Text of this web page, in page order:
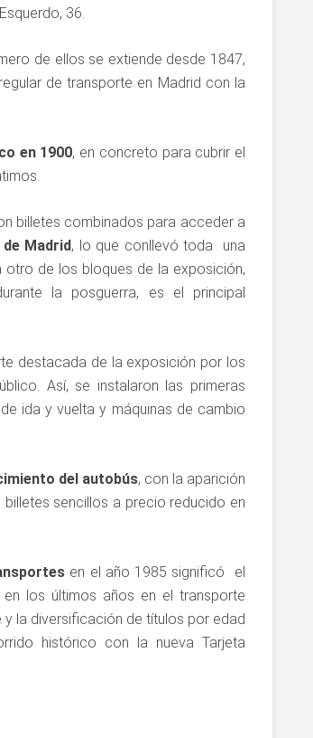
36.
de ellos se extiende desde 1847,
de transporte en Madrid con la
en 1900, en concreto para cubrir el
billetes combinados para acceder a
Madrid, lo que conllevó toda una
otro de los bloques de la exposición,
la posguerra, es el principal
destacada de la exposición por los
Así, se instalaron las primeras
ida y vuelta y máquinas de cambio
del autobús, con la aparición
billetes sencillos a precio reducido en
en el año 1985 significó el
los últimos años en el transporte
la diversificación de títulos por edad
histórico con la nueva Tarjeta